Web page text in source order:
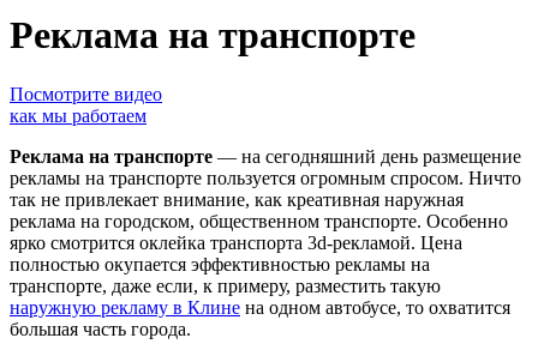
Реклама на транспорте
Посмотрите видео
как мы работаем
Реклама на транспорте — на сегодняшний день размещение
рекламы на транспорте пользуется огромным спросом. Ничто
так не привлекает внимание, как креативная наружная
реклама на городском, общественном транспорте. Особенно
ярко смотрится оклейка транспорта 3d-рекламой. Цена
полностью окупается эффективностью рекламы на
транспорте, даже если, к примеру, разместить такую
наружную рекламу в Клине на одном автобусе, то охватится
большая часть города.